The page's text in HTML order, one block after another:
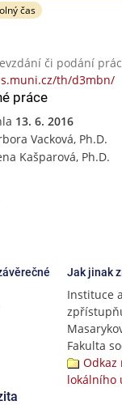
čas
či podání
th/d3mbn/
práce
13. 6. 2016
Vacková, Ph.D.
Kašparová, Ph.D.
Jak jinak
Instituce
Fakulta
Odkaz
lokálního